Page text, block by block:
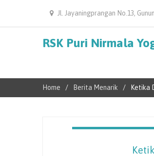
Jl. Jayaningprangan No.13,
RSK Puri Nirmala
Home Berita Menarik Ketika